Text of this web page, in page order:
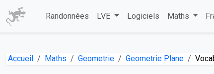
Randonnées LVE Logiciels Maths
Accueil Maths Geometrie Geometrie Plane